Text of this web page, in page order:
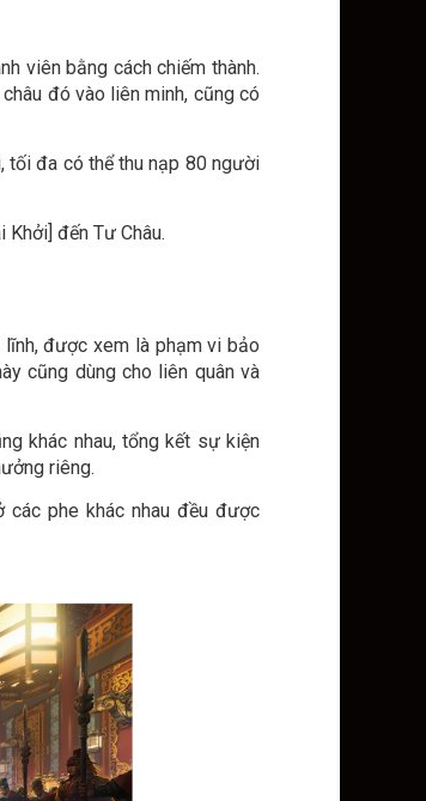
viên bằng cách chiếm thành.
đó vào liên minh, cũng có
tối đa có thể thu nạp 80 người
Khởi] đến Tư Châu.
được xem là phạm vi bảo
cũng dùng cho liên quân và
khác nhau, tổng kết sự kiện
riêng.
phe khác nhau đều được